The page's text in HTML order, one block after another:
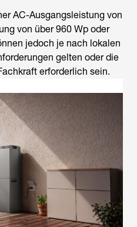
AC-Ausgangsleistung von
von über 960 Wp oder
jedoch je nach lokalen
gelten oder die
erforderlich sein.